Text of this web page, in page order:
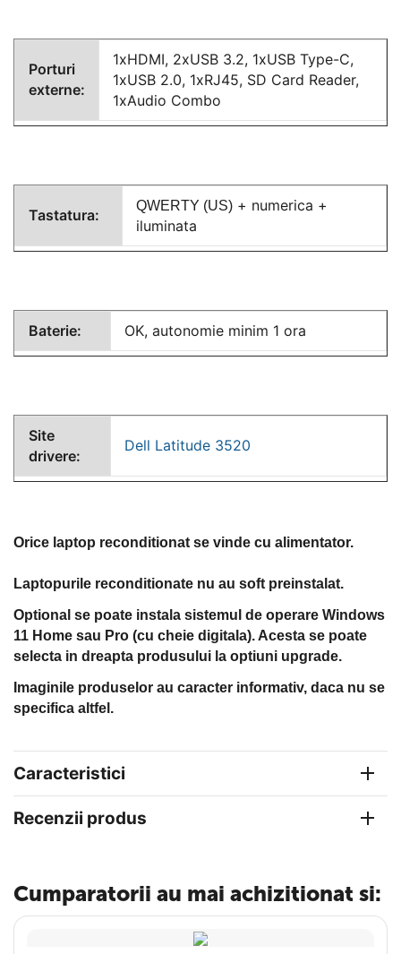
Porturi
externe:
1xHDMI, 2xUSB 3.2, 1xUSB Type-C,
1xUSB 2.0, 1xRJ45, SD Card Reader,
1xAudio Combo
Tastatura:
QWERTY (US) + numerica +
iluminata
Baterie: OK, autonomie minim 1 ora
Site
drivere:
Dell Latitude 3520
Orice laptop reconditionat se vinde cu alimentator.
Laptopurile reconditionate nu au soft preinstalat.
Optional se poate instala sistemul de operare Windows
11 Home sau Pro (cu cheie digitala). Acesta se poate
selecta in dreapta produsului la optiuni upgrade.
Imaginile produselor au caracter informativ, daca nu se
specifica altfel.
Caracteristici
Recenzii produs
Cumparatorii au mai achizitionat si: